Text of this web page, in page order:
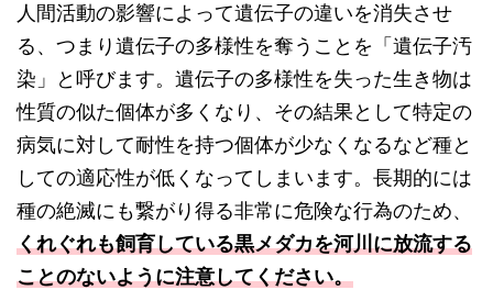
人間活動の影響によって遺伝子の違いを消失させ
る、つまり遺伝子の多様性を奪うことを「遺伝子汚
染」と呼びます。遺伝子の多様性を失った生き物は
性質の似た個体が多くなり、その結果として特定の
病気に対して耐性を持つ個体が少なくなるなど種と
しての適応性が低くなってしまいます。長期的には
種の絶滅にも繋がり得る非常に危険な行為のため、
くれぐれも飼育している黒メダカを河川に放流する
ことのないように注意してください。